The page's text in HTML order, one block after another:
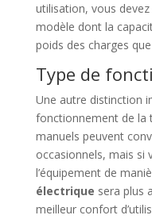
utilisation, vous
modèle dont la
poids des charges
Type de
Une autre distinction
fonctionnement de la
manuels peuvent
occasionnels, mais si
l’équipement de
électrique sera plus
meilleur confort